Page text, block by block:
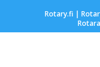
Rotary.fi |